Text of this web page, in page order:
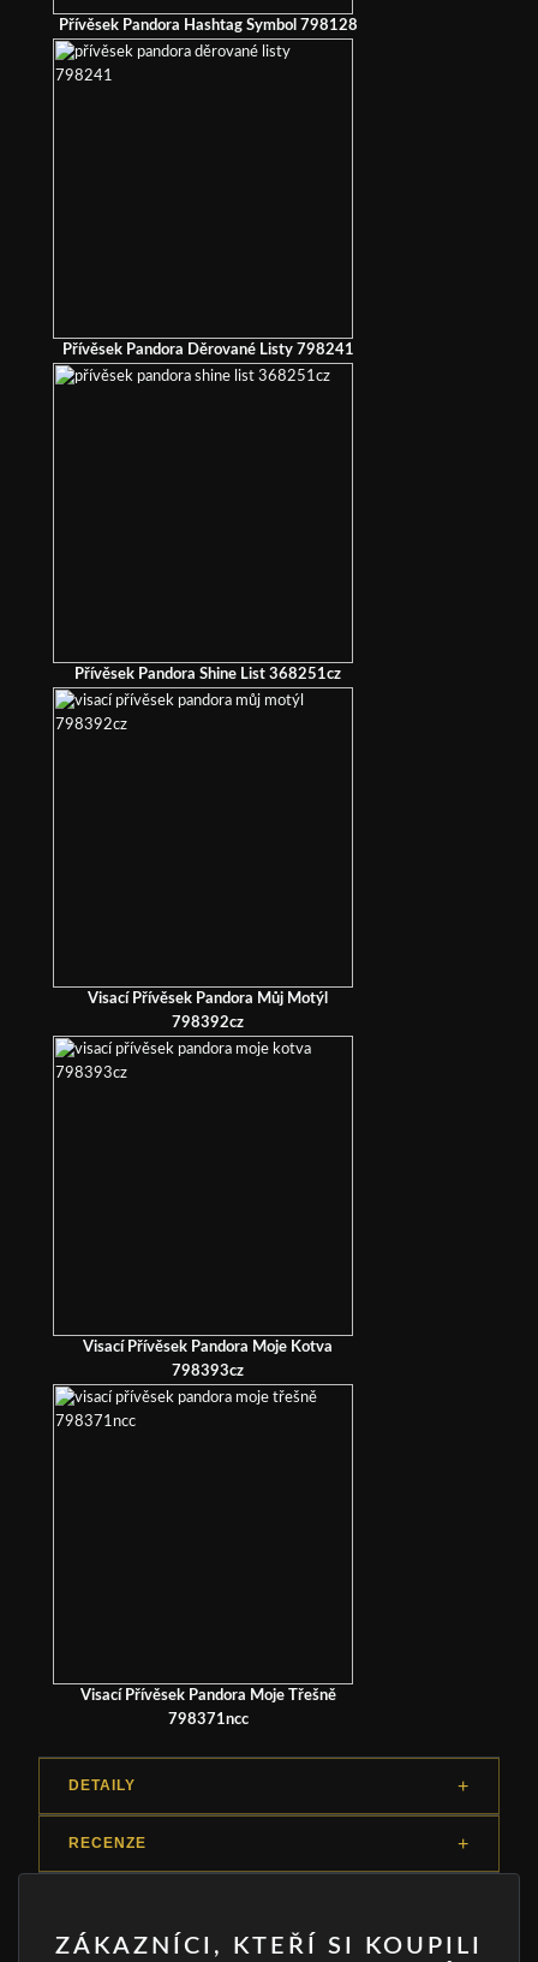
Přívěsek Pandora Hashtag Symbol 798128
Přívěsek Pandora Děrované Listy 798241
Přívěsek Pandora Shine List 368251cz
Visací Přívěsek Pandora Můj Motýl
798392cz
Visací Přívěsek Pandora Moje Kotva
798393cz
Visací Přívěsek Pandora Moje Třešně
798371ncc
DETAILY
RECENZE
ZÁKAZNÍCI, KTEŘÍ SI KOUPILI